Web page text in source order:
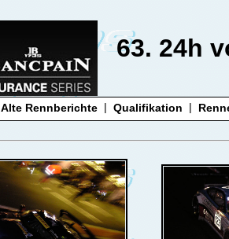
63. 24h
Alte Rennberichte | Qualifikation |